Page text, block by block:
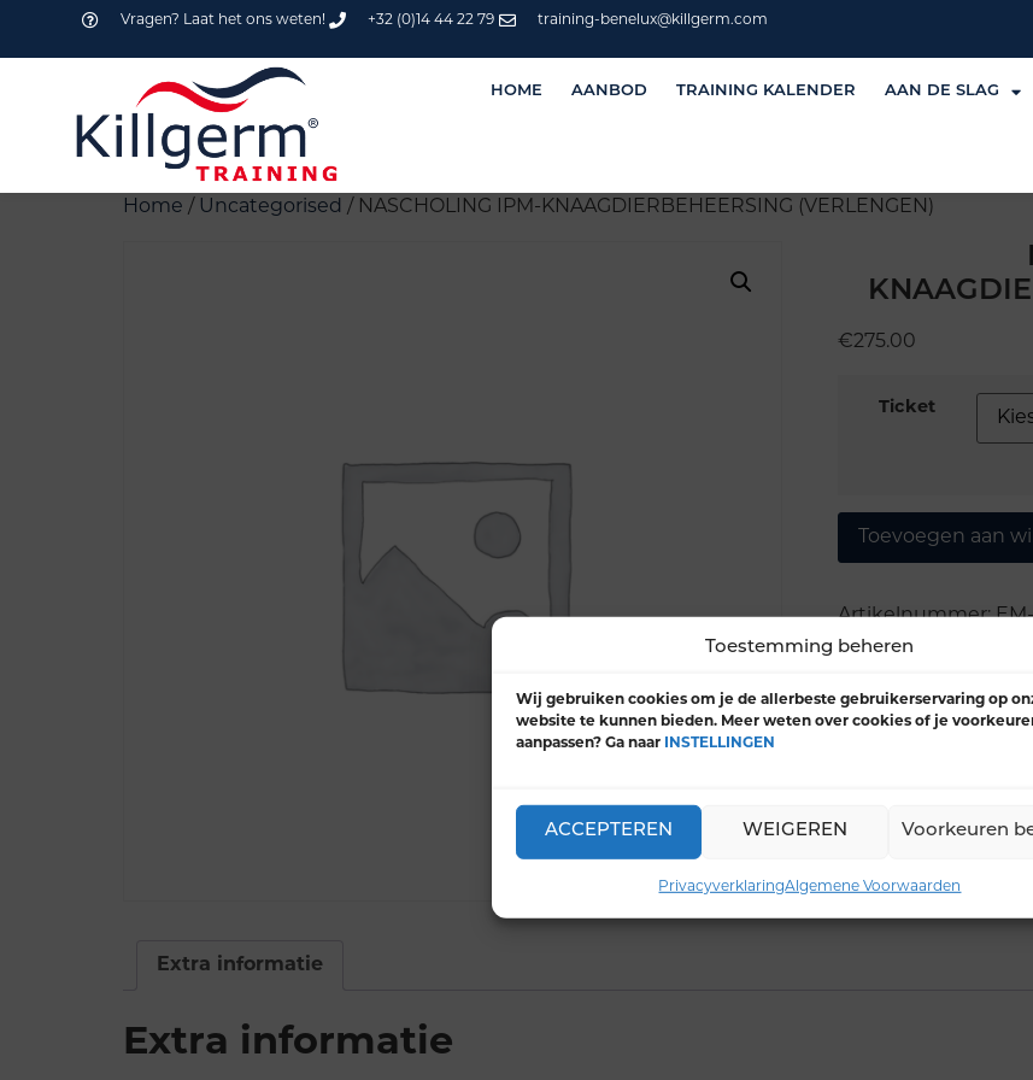
Toestemming beheren
Wij gebruiken cookies om je de allerbeste gebruikerservaring op
website te kunnen bieden. Meer weten over cookies of je
aanpassen? Ga naar
INSTELLINGEN
ACCEPTEREN WEIGEREN Voorkeuren
PrivacyverklaringAlgemene Voorwaarden
Vragen? Laat het ons weten! +32 (0)14 44 22 79 training-benelux@killgerm.com
HOME AANBOD TRAINING KALENDER AAN DE SLAG
Home / Uncategorised / NASCHOLING IPM-KNAAGDIERBEHEERSING (VERLENGEN)
€275.00
Ticket
Toevoegen aan
Artikelnummer:
Extra informatie
Extra informatie